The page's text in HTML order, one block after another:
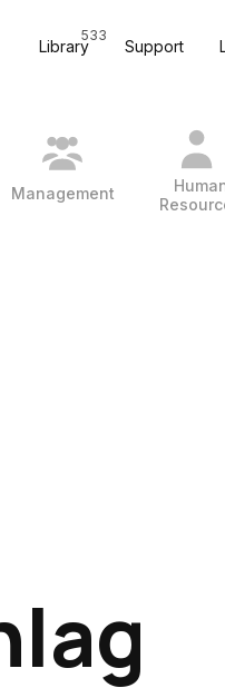
Library
533
Support
Management